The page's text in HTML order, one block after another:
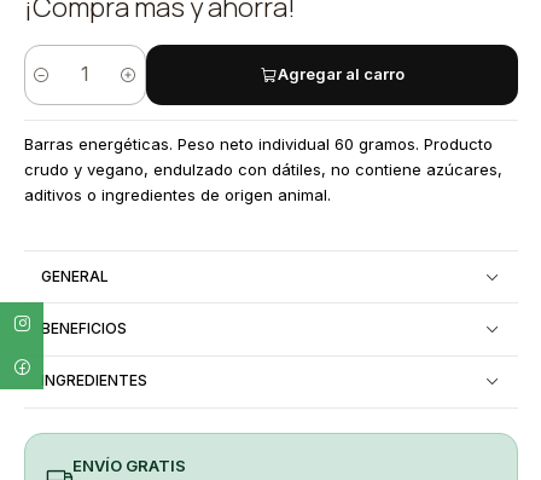
¡Compra más y ahorra!
Cantidad
Agregar al carro
Barras energéticas. Peso neto individual 60 gramos. Producto
crudo y vegano, endulzado con dátiles, no contiene azúcares,
aditivos o ingredientes de origen animal.
GENERAL
BENEFICIOS
INGREDIENTES
ENVÍO GRATIS